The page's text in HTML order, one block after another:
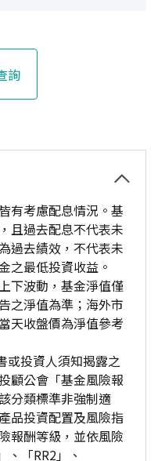
詢
有考慮配息情況。基
且過去配息不代表未
過去績效，不代表未
之最低投資收益。
下波動，基金淨值僅
之淨值為準；海外市
天收盤價為淨值參考
或投資人須知揭露之
顧公會「基金風險報
分類標準非強制適
品投資配置及風險指
報酬等級，並依風險
「RR2」、